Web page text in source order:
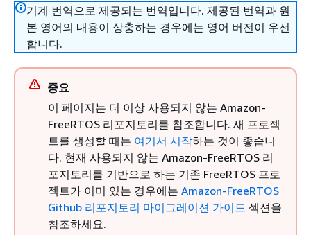
기계 번역으로 제공되는 번역입니다. 제공된 번역과 원
본 영어의 내용이 상충하는 경우에는 영어 버전이 우선
합니다.
중요
이 페이지는 더 이상 사용되지 않는 Amazon-
FreeRTOS 리포지토리를 참조합니다. 새 프로젝
트를 생성할 때는 여기서 시작하는 것이 좋습니
다. 현재 사용되지 않는 Amazon-FreeRTOS 리
포지토리를 기반으로 하는 기존 FreeRTOS 프로
젝트가 이미 있는 경우에는 Amazon-FreeRTOS
Github 리포지토리 마이그레이션 가이드 섹션을
참조하세요.